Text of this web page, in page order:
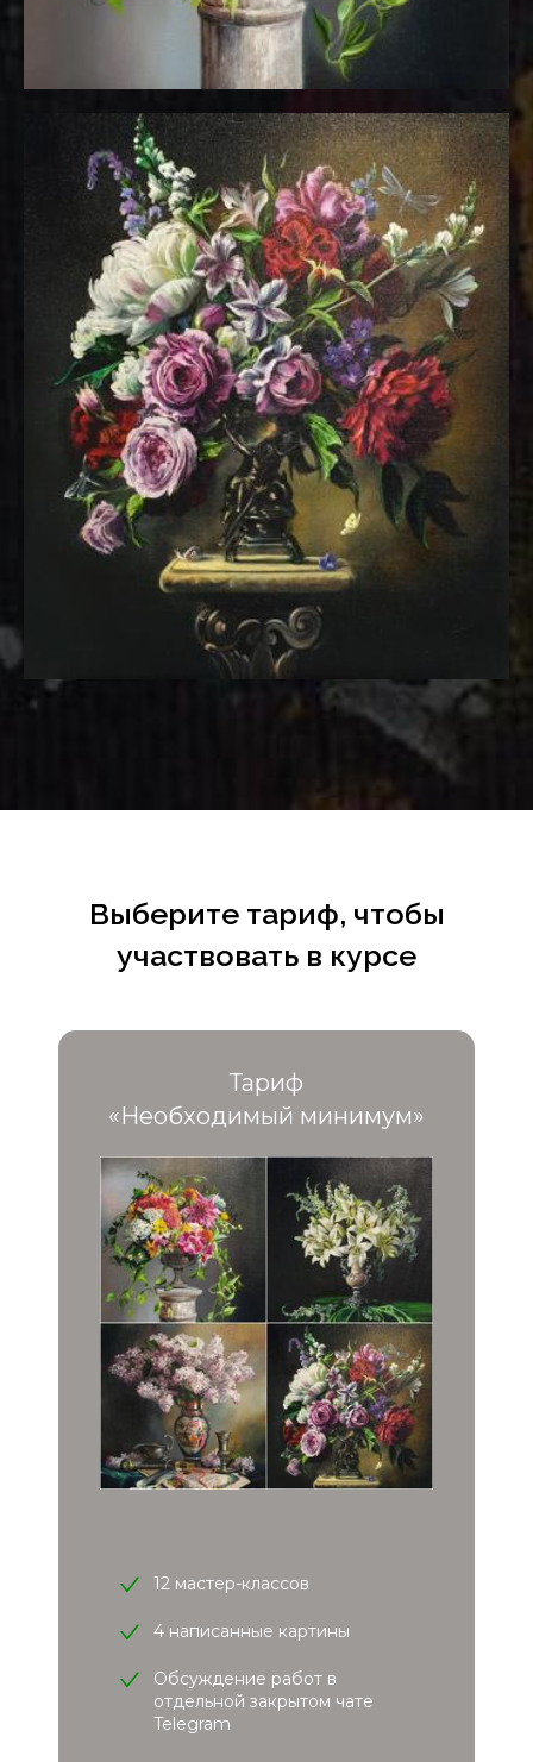
Выберите тариф, чтобы
участвовать в курсе
Тариф
«Необходимый минимум»
12 мастер-классов
4 написанные картины
Обсуждение работ в
отдельной закрытом чате
Telegram